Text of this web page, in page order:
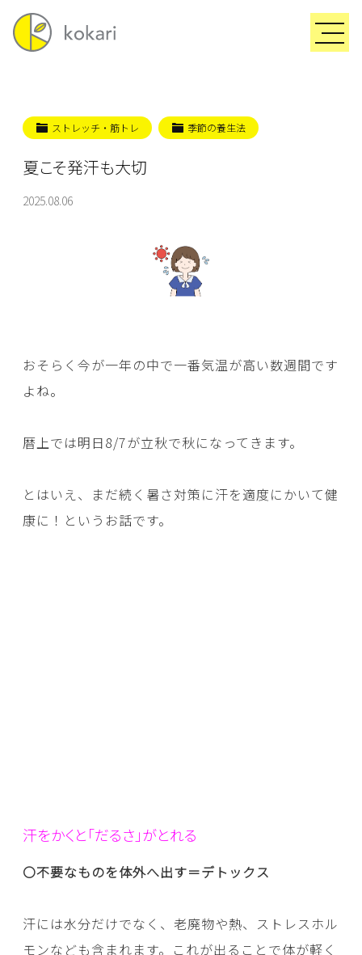
ストレッチ・筋トレ 季節の養生法
夏こそ発汗も大切
2025.08.06
おそらく今が一年の中で一番気温が高い数週間です
よね。
暦上では明日8/7が立秋で秋になってきます。
とはいえ、まだ続く暑さ対策に汗を適度にかいて健
康に！というお話です。
汗をかくと「だるさ」がとれる
〇不要なものを体外へ出す＝デトックス
汗には水分だけでなく、老廃物や熱、ストレスホル
モンなども含まれます。これが出ることで体が軽く